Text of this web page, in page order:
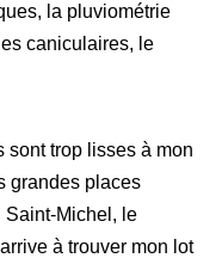
la pluviométrie
caniculaires, le
sont trop lisses à mon
grandes places
Saint-Michel, le
à trouver mon lot